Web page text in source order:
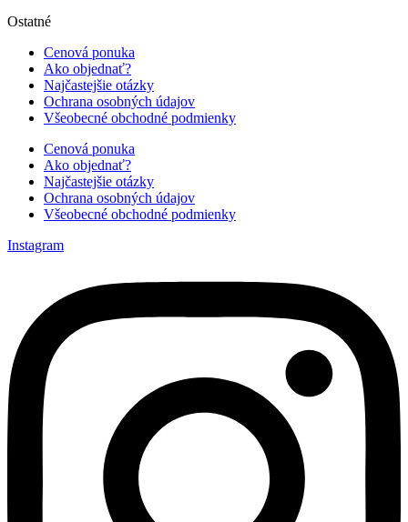
Ostatné
Cenová ponuka
Ako objednať?
Najčastejšie otázky
Ochrana osobných údajov
Všeobecné obchodné podmienky
Cenová ponuka
Ako objednať?
Najčastejšie otázky
Ochrana osobných údajov
Všeobecné obchodné podmienky
Instagram